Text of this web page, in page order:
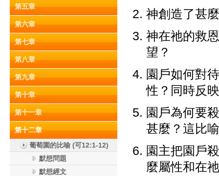
第五章
第六章
第七章
第八章
第九章
第十章
第十一章
第十二章
葡萄園的比喻 (可12:1-12)
默想問題
默想經文
神創造了甚
神在祂的救
望？
園戶如何對
性？同時反
園戶為何要
甚麼？這比
園主把園戶
麼屬性和在